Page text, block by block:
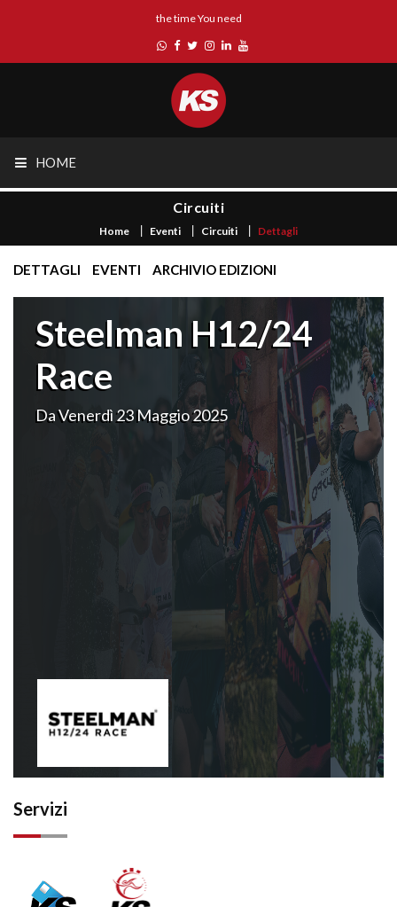
the time You need
HOME
Circuiti
Home Eventi Circuiti Dettagli
DETTAGLI EVENTI ARCHIVIO EDIZIONI
Steelman H12/24
Race
Da Venerdì 23 Maggio 2025
Servizi